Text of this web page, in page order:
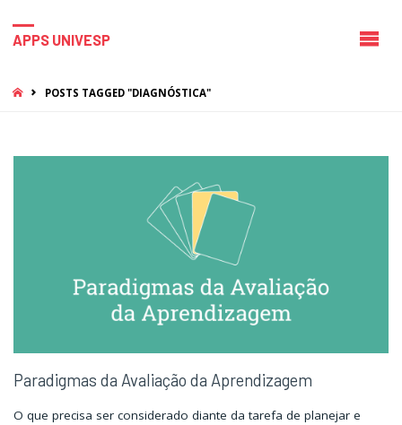
APPS UNIVESP
HOMEPOSTS TAGGED "DIAGNÓSTICA"
Paradigmas da Avaliação da Aprendizagem
O que precisa ser considerado diante da tarefa de planejar e